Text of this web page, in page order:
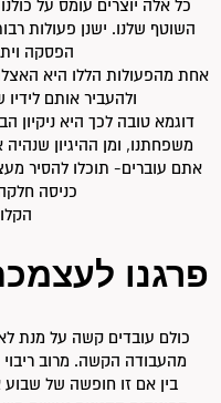
כל אלה יוצרים עומס על
השוטף שלנו. ישנן פעולות
הפסקה
אחת מהפעולות הללו היא
ולהעביר אותם
דוגמא טובה לכך היא ניקיון
משפחתנו, ומן ההיגיון
אתם עוברים- תוכלו להסיר
כניסה
פרגנו
כולם עובדים קשה על מנת
מהעבודה הקשה. מרוב ריבוי
בין אם זו חופשה של שבוע